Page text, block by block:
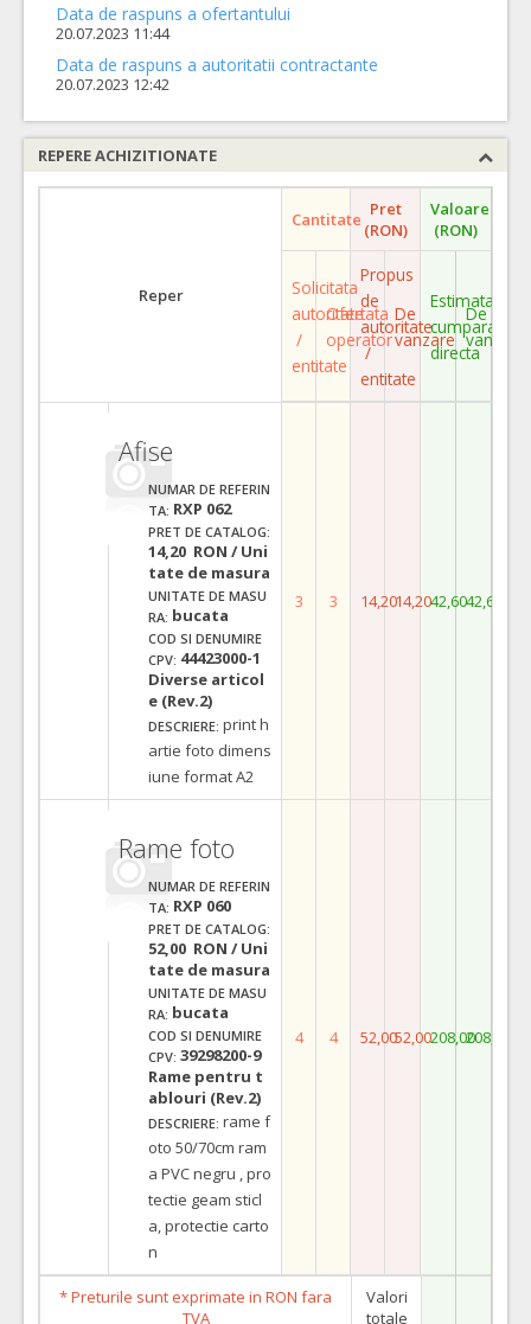
Data de raspuns a ofertantului
20.07.2023 11:44
Data de raspuns a autoritatii contractante
20.07.2023 12:42
REPERE ACHIZITIONATE
Reper
Cantitate Pret
(RON)
Valoare
(RON)
Solicitata
autoritate
/
entitate
Ofertata
operator
Propus
de
autoritate
/
entitate
De
vanzare
Estimata
cumparare
directa
De
vanzare
Afise
NUMAR DE REFERIN
TA: RXP 062
PRET DE CATALOG:
14,20 RON / Uni
tate de masura
UNITATE DE MASU
RA: bucata
COD SI DENUMIRE
CPV: 44423000-1
Diverse articol
e (Rev.2)
DESCRIERE: print h
artie foto dimens
iune format A2
3 3 14,2014,2042,6042,60
Rame foto
NUMAR DE REFERIN
TA: RXP 060
PRET DE CATALOG:
52,00 RON / Uni
tate de masura
UNITATE DE MASU
RA: bucata
COD SI DENUMIRE
CPV: 39298200-9
Rame pentru t
ablouri (Rev.2)
DESCRIERE: rame f
oto 50/70cm ram
a PVC negru , pro
tectie geam sticl
a, protectie carto
n
4 4 52,0052,00208,00208,00
* Preturile sunt exprimate in RON fara
TVA
Valori
totale